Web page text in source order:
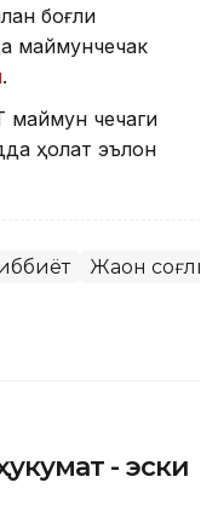
боғлиқ
маймунчечак
.
маймун чечаги
ҳолат эълон
Жаҳон
- эски